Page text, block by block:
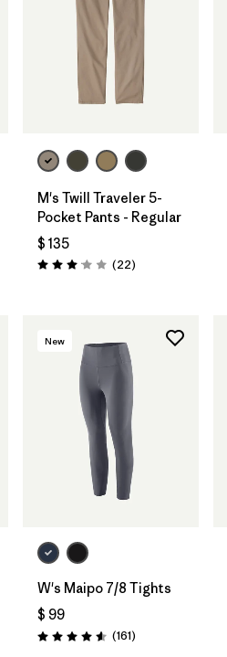
M's Twill Traveler 5-
Pocket Pants - Regular
$ 135
Valoración: 3.0 / 5
(22Comentarios
)
New
W's Maipo 7/8 Tights
$ 99
Valoración: 4.5 / 5
(161Comentarios
)